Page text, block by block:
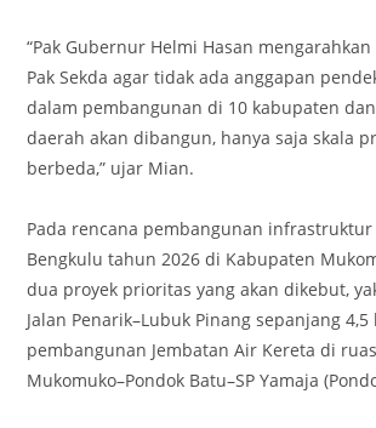
‎“Pak Gubernur Helmi Hasan
Pak Sekda agar tidak ada anggapan
dalam pembangunan di 10 kabupaten
daerah akan dibangun, hanya saja skala
berbeda,” ujar Mian.
‎Pada rencana pembangunan infrastruktur
Bengkulu tahun 2026 di Kabupaten
dua proyek prioritas yang akan dikebut,
Jalan Penarik–Lubuk Pinang sepanjang
pembangunan Jembatan Air Kereta di
Mukomuko–Pondok Batu–SP Yamaja